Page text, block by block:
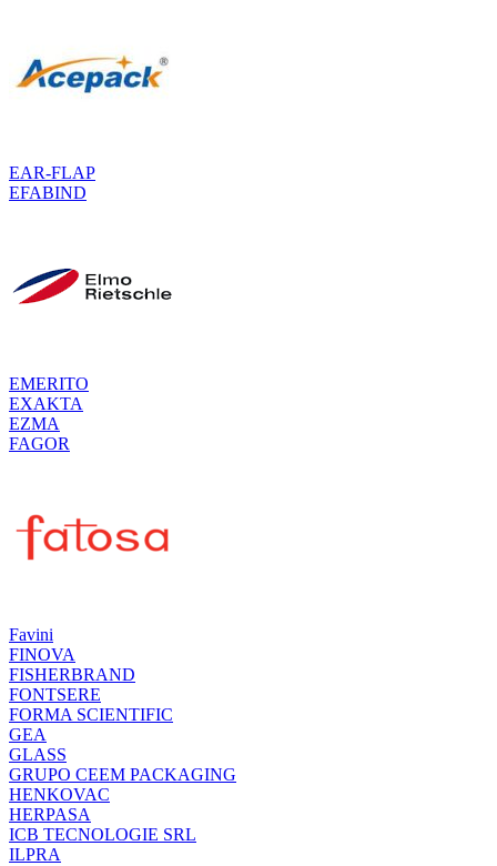
EAR-FLAP
EFABIND
EMERITO
EXAKTA
EZMA
FAGOR
Favini
FINOVA
FISHERBRAND
FONTSERE
FORMA SCIENTIFIC
GEA
GLASS
GRUPO CEEM PACKAGING
HENKOVAC
HERPASA
ICB TECNOLOGIE SRL
ILPRA